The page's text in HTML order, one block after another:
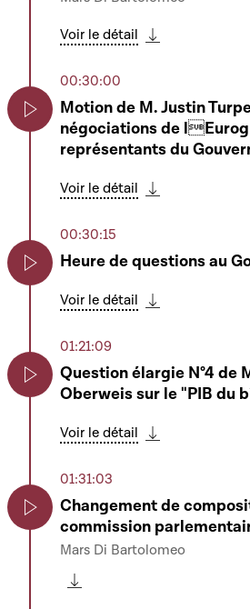
Voir le détail
00:30:00
Motion de M. Justin
négociations de
représentants du
Voir le détail
00:30:15
Heure de questions au
Voir le détail
01:21:09
Question élargie N°4 de
Oberweis sur le "PIB du
Voir le détail
01:31:03
Changement de
commission
Mars Di Bartolomeo